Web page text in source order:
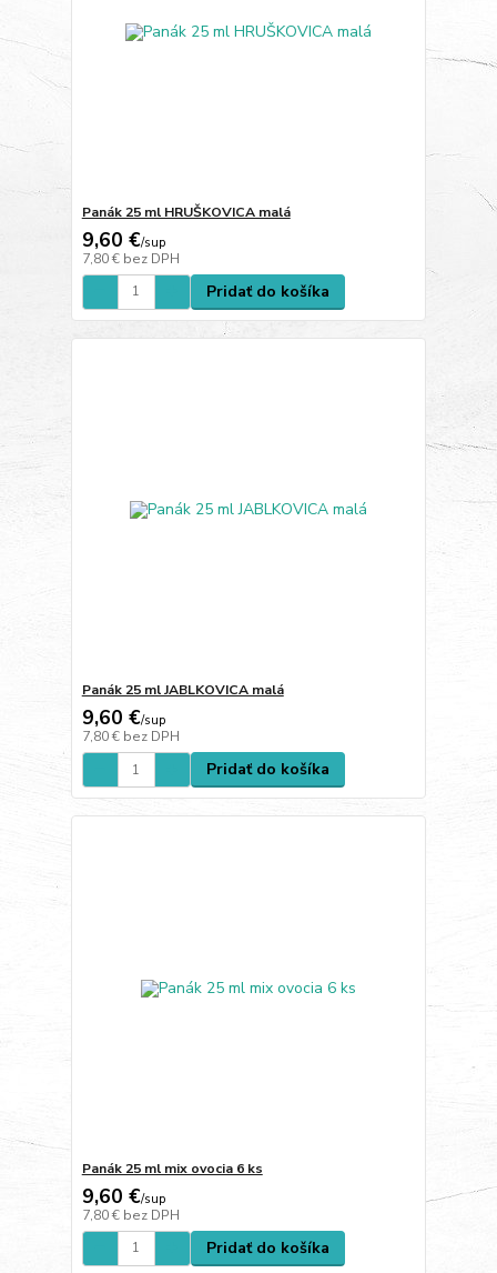
Panák 25 ml HRUŠKOVICA malá
9,60 €/sup
7,80 € bez DPH
Pridať do košíka
Panák 25 ml JABLKOVICA malá
9,60 €/sup
7,80 € bez DPH
Pridať do košíka
Panák 25 ml mix ovocia 6 ks
9,60 €/sup
7,80 € bez DPH
Pridať do košíka